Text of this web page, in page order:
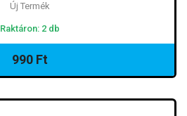
Új Termék
Raktáron: 2 db
990 Ft